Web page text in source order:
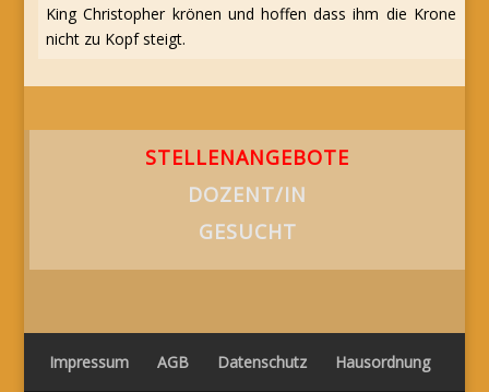
King Christopher krönen und hoffen dass ihm die Krone
nicht zu Kopf steigt.
STELLENANGEBOTE
DOZENT/IN
GESUCHT
Impressum AGB Datenschutz Hausordnung